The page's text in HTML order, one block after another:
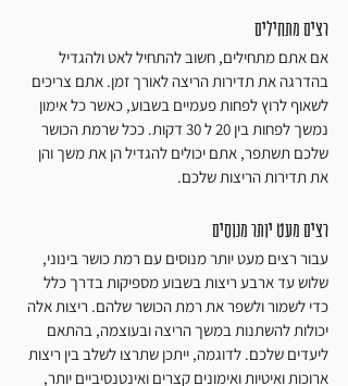
רצים מתחילים
אם אתם מתחילים, חשוב להתחיל לאט ולהגדיל
בהדרגה את תדירות הריצה לאורך זמן. אתם צריכים
לשאוף לרוץ לפחות פעמיים בשבוע, כאשר כל אימון
נמשך לפחות בין 20 ל 30 דקות. ככל שרמת הכושר
שלכם תשתפר, אתם יכולים להגדיל הן את משך והן
את תדירות הריצות שלכם.
רצים מעט יותר מנוסים
עבור רצים מעט יותר מנוסים עם רמת כושר בינוני,
שלוש עד ארבע ריצות בשבוע מספיקות בדרך כלל
כדי לשמור ולשפר את רמת הכושר שלהם. ריצות אלה
יכולות להשתנות במשך הריצה ובעוצמה, בהתאם
ליעדים שלכם. לדוגמה, ייתכן שתרצו לשלב בין ריצות
ארוכות ואיטיות ואימונים קצרים ואינטנסיביים יותר,